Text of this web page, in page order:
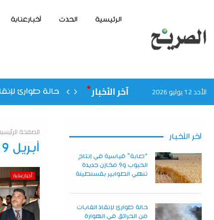
الرئيسية الحدث أخبارعنابة
الأحد 12 يوليو 2026 آخر الأخبار حالة طوارئ
الصفحة
أبريل 19, 2025
أخبارعنابة
آخر الأخبار
“صابة” قياسية في إنتاج
الحبوب و9 مخازن جديدة
تنهي الطوابير بقسنطينة
حالة طوارئ لإنقاذ الغابات
من الحرائق في الهوارة